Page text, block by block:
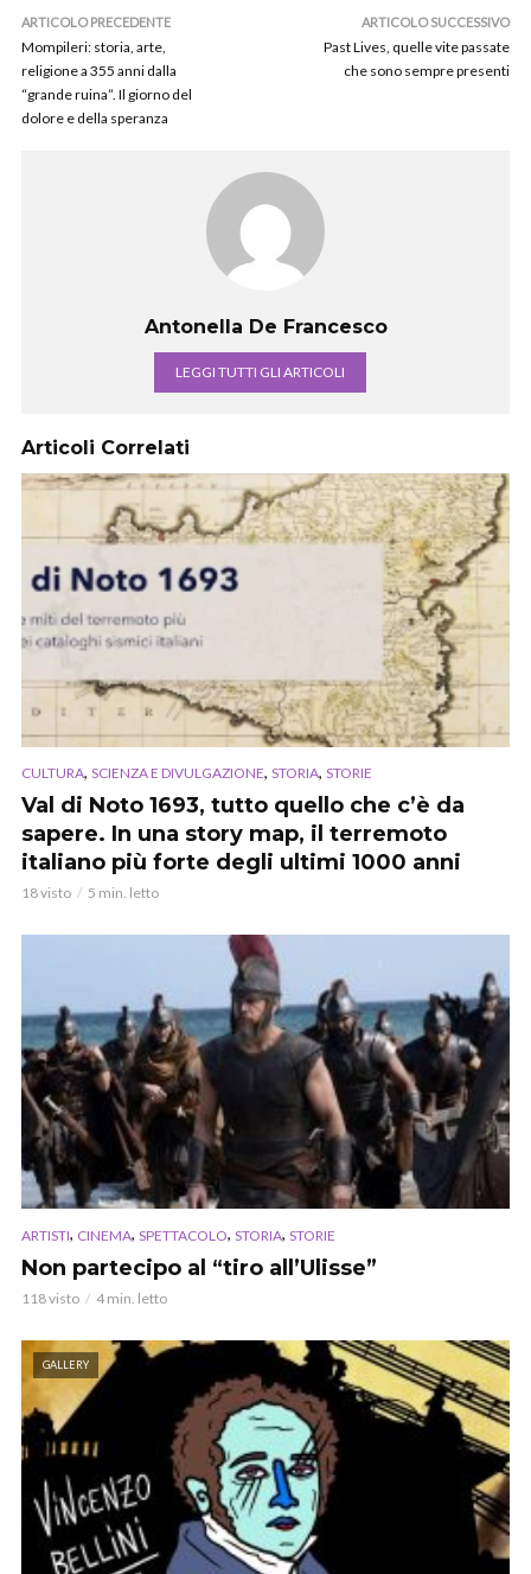
ARTICOLO PRECEDENTE
Mompileri: storia, arte,
religione a 355 anni dalla
“grande ruina”. Il giorno del
dolore e della speranza
ARTICOLO SUCCESSIVO
Past Lives, quelle vite passate
che sono sempre presenti
Antonella De Francesco
LEGGI TUTTI GLI ARTICOLI
Articoli Correlati
CULTURA, SCIENZA E DIVULGAZIONE, STORIA, STORIE
Val di Noto 1693, tutto quello che c’è da
sapere. In una story map, il terremoto
italiano più forte degli ultimi 1000 anni
18 visto 5 min. letto
ARTISTI, CINEMA, SPETTACOLO, STORIA, STORIE
Non partecipo al “tiro all’Ulisse”
118 visto 4 min. letto
GALLERY